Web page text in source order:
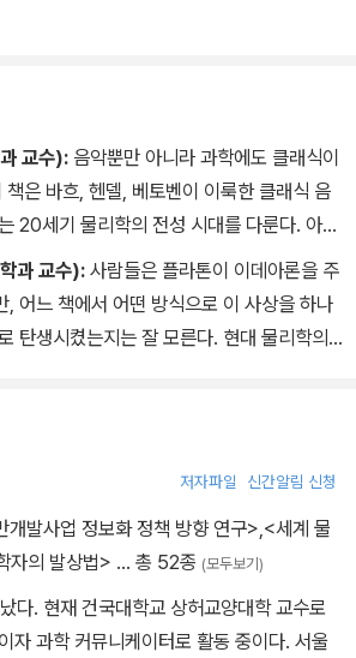
연구 주제인 초끈 이론을 새로운 차원을 이
한에서의 초등각장론과 초중력' 논문, 원자
세상에 알린 어니스트 러더퍼드의 '물질에
산란과 원자의 구조' 등 10편의 논문을 소
교수): 음악뿐만 아니라 과학에도 클래식이
은 바흐, 헨델, 베토벤이 이룩한 클래식 음
20세기 물리학의 전성 시대를 다룬다. 아인
딘, 와인버그 등이 이룬 업적은 인류의 정신
걸작에 맞먹는 대작들이다. 이 책을 읽는 물
념비적 원전들을 접하며 가슴이 뛸 것이고,
르는 사람들도 쉽게 읽을 수 있다는 점이다.
바란다.
과 교수): 사람들은 플라톤이 이데아론을 주
, 어느 책에서 어떤 방식으로 이 사상을 하나
탄생시켰는지는 잘 모른다. 현대 물리학의
사고 과정을 거쳐 이 이론이 탄생했는지 알
. 이 책은 물리학의 기념비적인 이론들이 탄
정을 거쳐 걸작을 내놓았는지 3D로 기록된
하게 된다. 이 체험은 마치 세상의 모든 대륙
진원지에 직접 서 보는 일만큼 몸과 마음을
저자파일 신간알림 신청
개발사업 정보화 정책 방향 연구> <세계 물
자의 발상법> … 총 52종 (모두보기)
다. 현재 건국대학교 상허교양대학 교수로
자 과학 커뮤니케이터로 활동 중이다. 서울